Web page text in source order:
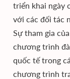
triển khai ngày
với các đối tác
Sự tham gia
chương trình
quốc tế trong
chương trình